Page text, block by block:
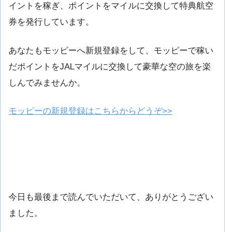
イントを稼ぎ、ポイントをマイルに交換して特典航空
券を発行しています。
あなたもモッピーへ新規登録をして、モッピーで稼い
だポイントをJALマイルに交換して豪華な空の旅を楽
しんでみませんか。
モッピーの新規登録はこちらからどうぞ>>
今日も最後まで読んでいただいて、ありがとうござい
ました。